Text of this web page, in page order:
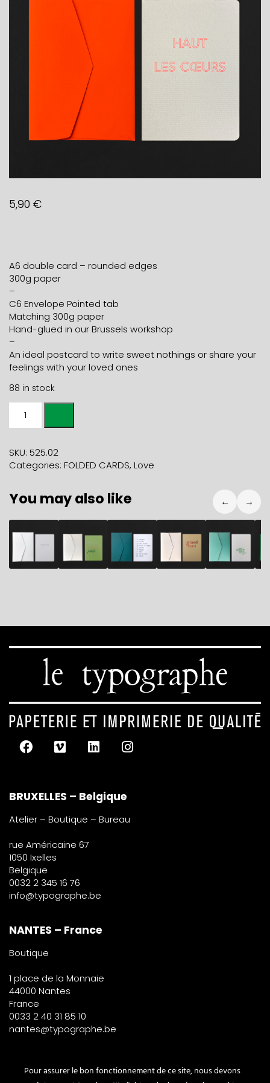
5,90 €
A6 double card – rounded edges
300g paper
–
C6 Envelope Pointed tab
Matching 300g paper
Hand-glued in our Brussels workshop
–
An ideal postcard to write sweet nothings or share your
feelings with your loved ones
88 in stock
Card
COEURS
+
orange
quantity
SKU: 525.02
Categories: FOLDED CARDS, Love
You may also like
5,90€ 5,90 5,90€ 5,90€ 5,90€
← →
BRUXELLES – Belgique
Atelier – Boutique – Bureau
rue Américaine 67
1050 Ixelles
Belgique
0032 2 345 16 76
info@typographe.be
NANTES – France
Boutique
1 place de la Monnaie
44000 Nantes
France
0033 2 40 31 85 10
nantes@typographe.be
PARIS – France
Pour assurer le bon fonctionnement de ce site, nous devons